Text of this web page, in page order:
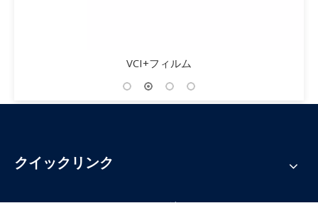
VCI+フィルム
クイックリンク